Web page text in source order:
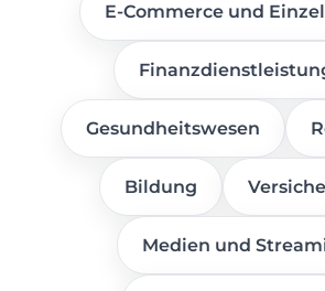
E-Commerce und
Gesundheitswesen
Bildung
Medien und